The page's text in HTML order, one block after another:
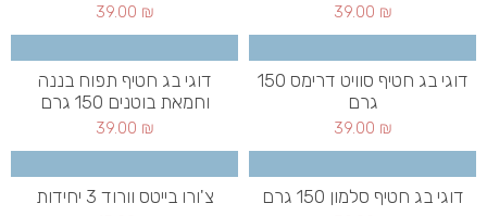
39.00 ₪
39.00 ₪
דוגי בג חטיף סוויט דרימס 150
גרם
39.00 ₪
דוגי בג חטיף תפוח בננה
וחמאת בוטנים 150 גרם
39.00 ₪
דוגי בג חטיף סלמון 150 גרם צ'ורו בייטס וורוד 3 יחידות